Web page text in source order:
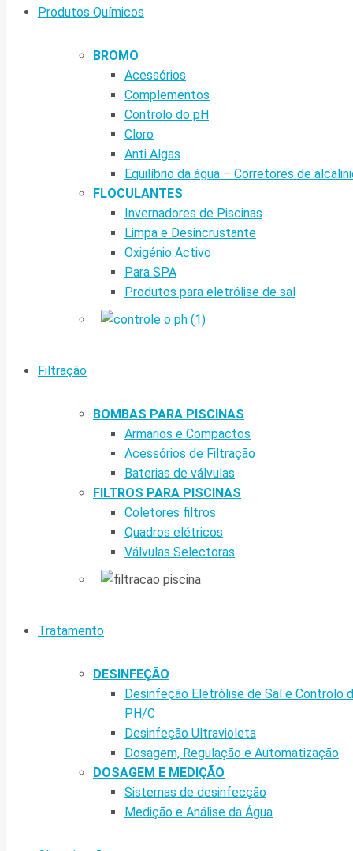
Produtos Químicos
BROMO
Acessórios
Complementos
Controlo do pH
Cloro
Anti Algas
Equilíbrio da água – Corretores de
FLOCULANTES
Invernadores de Piscinas
Limpa e Desincrustante
Oxigénio Activo
Para SPA
Produtos para eletrólise de sal
Filtração
BOMBAS PARA PISCINAS
Armários e Compactos
Acessórios de Filtração
Baterias de válvulas
FILTROS PARA PISCINAS
Coletores filtros
Quadros elétricos
Válvulas Selectoras
Tratamento
DESINFEÇÃO
Desinfeção Eletrólise de Sal e Controlo
PH/C
Desinfeção Ultravioleta
Dosagem, Regulação e Automatização
DOSAGEM E MEDIÇÃO
Sistemas de desinfecção
Medição e Análise da Água